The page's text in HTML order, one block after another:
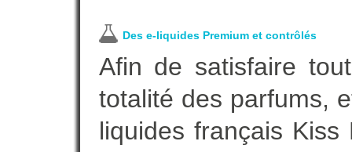
Des e-liquides Premium et contrôlés
Afin de satisfaire
totalité des parfums,
liquides français